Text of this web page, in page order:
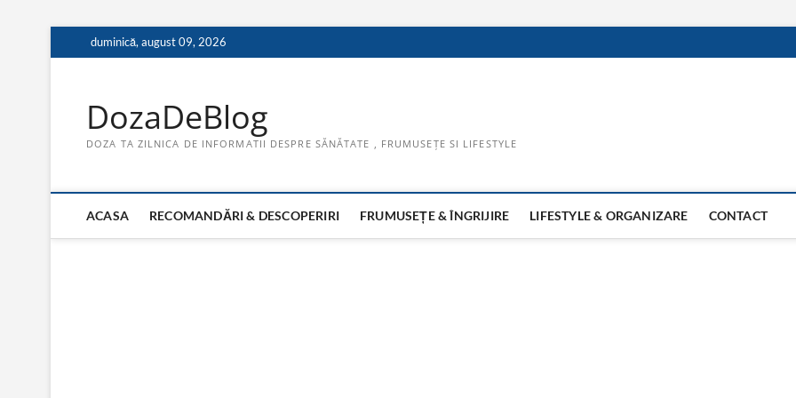
to
duminică, august 09, 2026
DozaDeBlog
DOZA TA ZILNICA DE INFORMATII DESPRE SĂNĂTATE , FRUMUSEȚE SI LIFESTYLE
ACASA RECOMANDĂRI & DESCOPERIRI FRUMUSEȚE & ÎNGRIJIRE LIFESTYLE & ORGANIZARE CONTACT